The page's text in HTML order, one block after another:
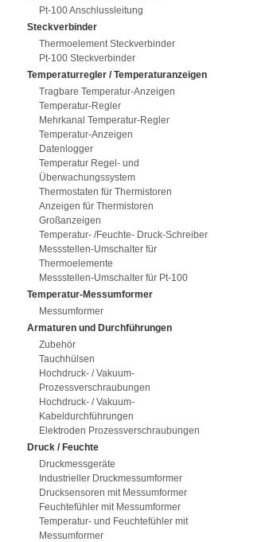
Pt-100 Anschlussleitung
Steckverbinder
Thermoelement Steckverbinder
Pt-100 Steckverbinder
Temperaturregler / Temperaturanzeigen
Tragbare Temperatur-Anzeigen
Temperatur-Regler
Mehrkanal Temperatur-Regler
Temperatur-Anzeigen
Datenlogger
Temperatur Regel- und
Überwachungssystem
Thermostaten für Thermistoren
Anzeigen für Thermistoren
Großanzeigen
Temperatur- /Feuchte- Druck-Schreiber
Messstellen-Umschalter für
Thermoelemente
Messstellen-Umschalter für Pt-100
Temperatur-Messumformer
Messumformer
Armaturen und Durchführungen
Zubehör
Tauchhülsen
Hochdruck- / Vakuum-
Prozessverschraubungen
Hochdruck- / Vakuum-
Kabeldurchführungen
Elektroden Prozessverschraubungen
Druck / Feuchte
Druckmessgeräte
Industrieller Druckmessumformer
Drucksensoren mit Messumformer
Feuchtefühler mit Messumformer
Temperatur- und Feuchtefühler mit
Messumformer